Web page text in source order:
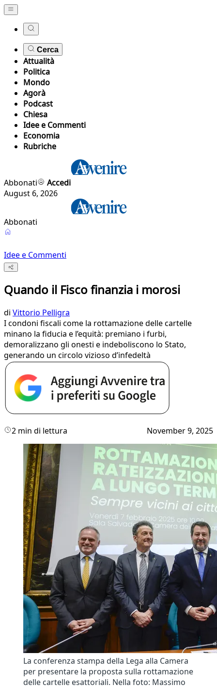
Cerca
Attualità
Politica
Mondo
Agorà
Podcast
Chiesa
Idee e Commenti
Economia
Rubriche
Abbonati
Accedi
August 6, 2026
Abbonati
Idee e Commenti
Quando il Fisco finanzia i morosi
di Vittorio Pelligra
I condoni fiscali come la rottamazione delle cartelle
minano la fiducia e l’equità: premiano i furbi,
demoralizzano gli onesti e indeboliscono lo Stato,
generando un circolo vizioso d’infedeltà
2 min di lettura November 9, 2025
La conferenza stampa della Lega alla Camera
per presentare la proposta sulla rottamazione
delle cartelle esattoriali. Nella foto: Massimo